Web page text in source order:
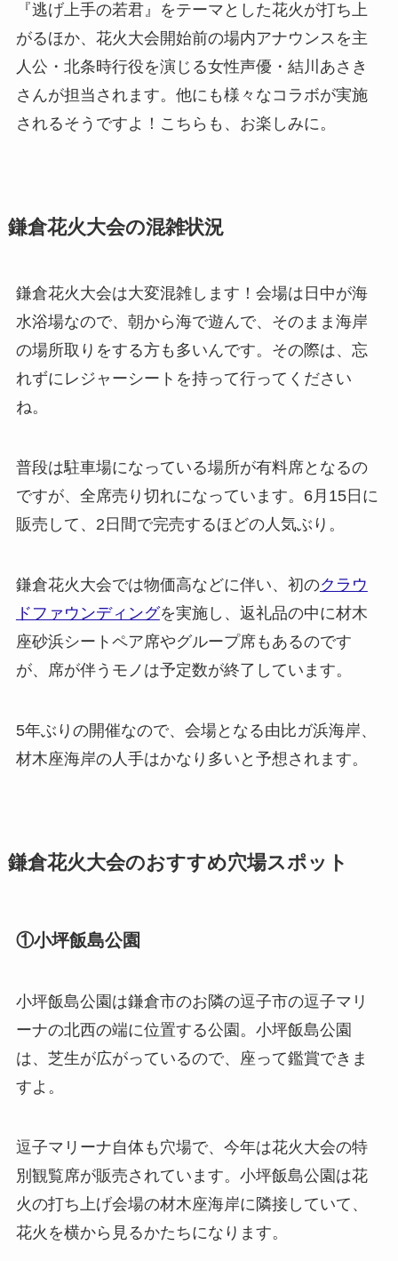
『逃げ上手の若君』をテーマとした花火が打ち上
がるほか、花火大会開始前の場内アナウンスを主
人公・北条時行役を演じる女性声優・結川あさき
さんが担当されます。他にも様々なコラボが実施
されるそうですよ！こちらも、お楽しみに。
鎌倉花火大会の混雑状況
鎌倉花火大会は大変混雑します！会場は日中が海
水浴場なので、朝から海で遊んで、そのまま海岸
の場所取りをする方も多いんです。その際は、忘
れずにレジャーシートを持って行ってください
ね。
普段は駐車場になっている場所が有料席となるの
ですが、全席売り切れになっています。6月15日に
販売して、2日間で完売するほどの人気ぶり。
鎌倉花火大会では物価高などに伴い、初のクラウ
ドファウンディングを実施し、返礼品の中に材木
座砂浜シートペア席やグループ席もあるのです
が、席が伴うモノは予定数が終了しています。
5年ぶりの開催なので、会場となる由比ガ浜海岸、
材木座海岸の人手はかなり多いと予想されます。
鎌倉花火大会のおすすめ穴場スポット
①小坪飯島公園
小坪飯島公園は鎌倉市のお隣の逗子市の逗子マリ
ーナの北西の端に位置する公園。小坪飯島公園
は、芝生が広がっているので、座って鑑賞できま
すよ。
逗子マリーナ自体も穴場で、今年は花火大会の特
別観覧席が販売されています。小坪飯島公園は花
火の打ち上げ会場の材木座海岸に隣接していて、
花火を横から見るかたちになります。